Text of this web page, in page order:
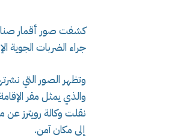
كشفت صور أقمار
جراء الضربات الجوية
وتظهر الصور التي
والذي يمثل مقر
نقلت وكالة رويترز
إلى مكان آمن.